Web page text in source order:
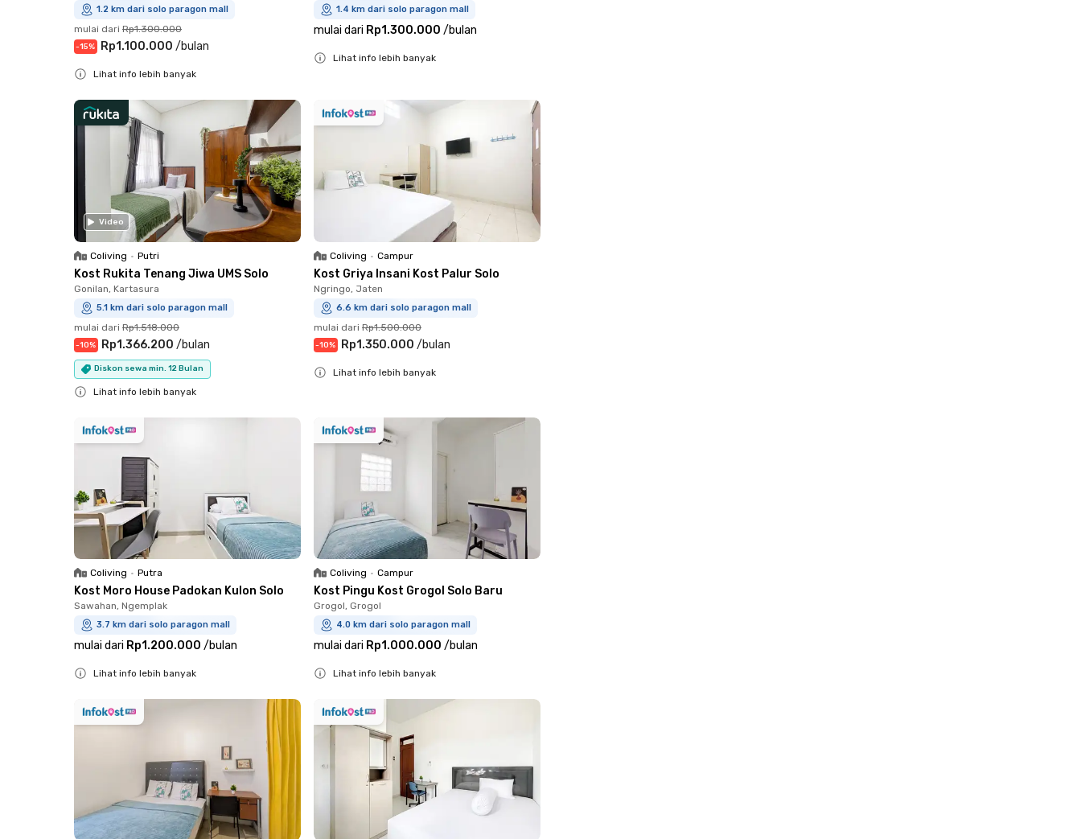
1.2 km dari solo paragon mall
mulai dari Rp1.300.000
-15% Rp1.100.000 /bulan
Lihat info lebih banyak
1.4 km dari solo paragon mall
mulai dari Rp1.300.000 /bulan
Lihat info lebih banyak
Video
Coliving • Putri
Kost Rukita Tenang Jiwa UMS Solo
Gonilan, Kartasura
5.1 km dari solo paragon mall
mulai dari Rp1.518.000
-10% Rp1.366.200 /bulan
Diskon sewa min. 12 Bulan
Lihat info lebih banyak
Coliving • Campur
Kost Griya Insani Kost Palur Solo
Ngringo, Jaten
6.6 km dari solo paragon mall
mulai dari Rp1.500.000
-10% Rp1.350.000 /bulan
Lihat info lebih banyak
Coliving • Putra
Kost Moro House Padokan Kulon Solo
Sawahan, Ngemplak
3.7 km dari solo paragon mall
mulai dari Rp1.200.000 /bulan
Lihat info lebih banyak
Coliving • Campur
Kost Pingu Kost Grogol Solo Baru
Grogol, Grogol
4.0 km dari solo paragon mall
mulai dari Rp1.000.000 /bulan
Lihat info lebih banyak